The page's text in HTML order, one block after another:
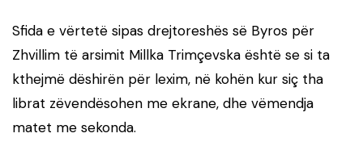
Sfida e vërtetë sipas drejtoreshës së Byros për
Zhvillim të arsimit Millka Trimçevska është se si ta
kthejmë dëshirën për lexim, në kohën kur siç tha
librat zëvendësohen me ekrane, dhe vëmendja
matet me sekonda.